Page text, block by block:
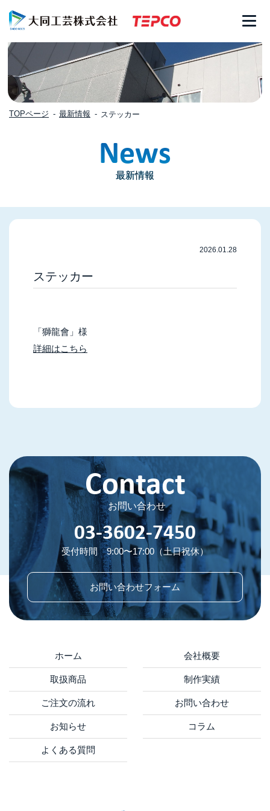
TOPページ 最新情報 ステッカー
News
最新情報
2026.01.28
ステッカー
「獅龍會」様
詳細はこちら
Contact
お問い合わせ
03-3602-7450
受付時間 9:00〜17:00（土日祝休）
お問い合わせフォーム
ホーム 会社概要
取扱商品 制作実績
ご注文の流れ お問い合わせ
お知らせ コラム
よくある質問